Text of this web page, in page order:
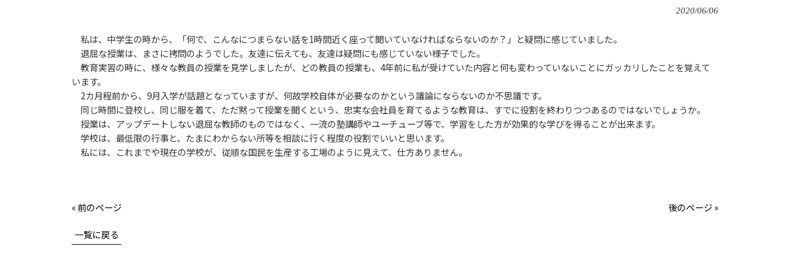
2020/06/06
私は、中学生の時から、「何で、こんなにつまらない話を1時間近く座って聞いていなければならないのか？」と疑問に感じていました。
退屈な授業は、まさに拷問のようでした。友達に伝えても、友達は疑問にも感じていない様子でした。
教育実習の時に、様々な教員の授業を見学しましたが、どの教員の授業も、4年前に私が受けていた内容と何も変わっていないことにガッカリしたことを覚えて
います。
2カ月程前から、9月入学が話題となっていますが、何故学校自体が必要なのかという議論にならないのか不思議です。
同じ時間に登校し、同じ服を着て、ただ黙って授業を聞くという、忠実な会社員を育てるような教育は、すでに役割を終わりつつあるのではないでしょうか。
授業は、アップデートしない退屈な教師のものではなく、一流の塾講師やユーチューブ等で、学習をした方が効果的な学びを得ることが出来ます。
学校は、最低限の行事と、たまにわからない所等を相談に行く程度の役割でいいと思います。
私には、これまでや現在の学校が、従順な国民を生産する工場のように見えて、仕方ありません。
« 前のページ 後のページ »
一覧に戻る